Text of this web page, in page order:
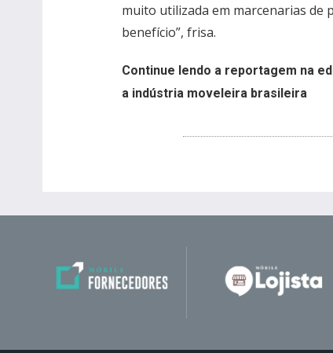
muito utilizada em marcenarias de
benefício”, frisa.
Continue lendo a reportagem na
a indústria moveleira brasileira